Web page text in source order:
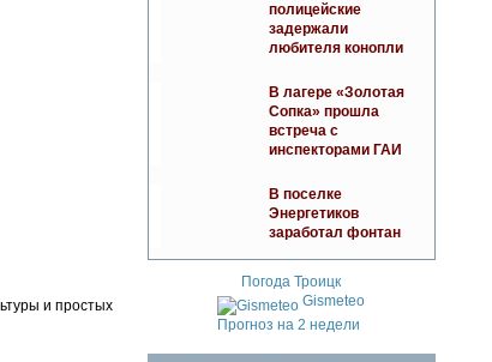
и простых
полицейские
задержали
любителя конопли
В лагере «Золотая
Сопка» прошла
встреча с
инспекторами ГАИ
В поселке
Энергетиков
заработал фонтан
Погода Троицк
Gismeteo
Прогноз на 2 недели